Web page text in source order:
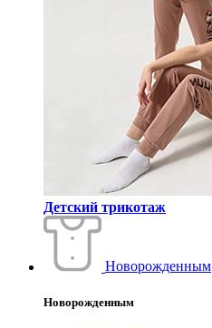
Детский трикотаж
Новорожденным
Новорожденным